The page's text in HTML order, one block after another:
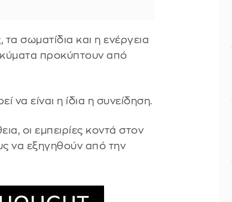
σωματίδια και η ενέργεια
προκύπτουν από
να είναι η ίδια η συνείδηση.
οι εμπειρίες κοντά στον
να εξηγηθούν από την